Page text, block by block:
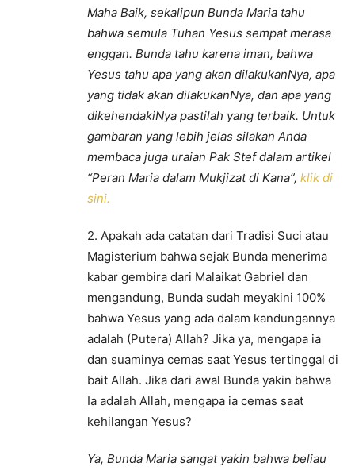
Maha Baik, sekalipun Bunda Maria tahu
bahwa semula Tuhan Yesus sempat merasa
enggan. Bunda tahu karena iman, bahwa
Yesus tahu apa yang akan dilakukanNya, apa
yang tidak akan dilakukanNya, dan apa yang
dikehendakiNya pastilah yang terbaik. Untuk
gambaran yang lebih jelas silakan Anda
membaca juga uraian Pak Stef dalam artikel
“Peran Maria dalam Mukjizat di Kana”, klik di
sini.
2. Apakah ada catatan dari Tradisi Suci atau
Magisterium bahwa sejak Bunda menerima
kabar gembira dari Malaikat Gabriel dan
mengandung, Bunda sudah meyakini 100%
bahwa Yesus yang ada dalam kandungannya
adalah (Putera) Allah? Jika ya, mengapa ia
dan suaminya cemas saat Yesus tertinggal di
bait Allah. Jika dari awal Bunda yakin bahwa
Ia adalah Allah, mengapa ia cemas saat
kehilangan Yesus?
Ya, Bunda Maria sangat yakin bahwa beliau